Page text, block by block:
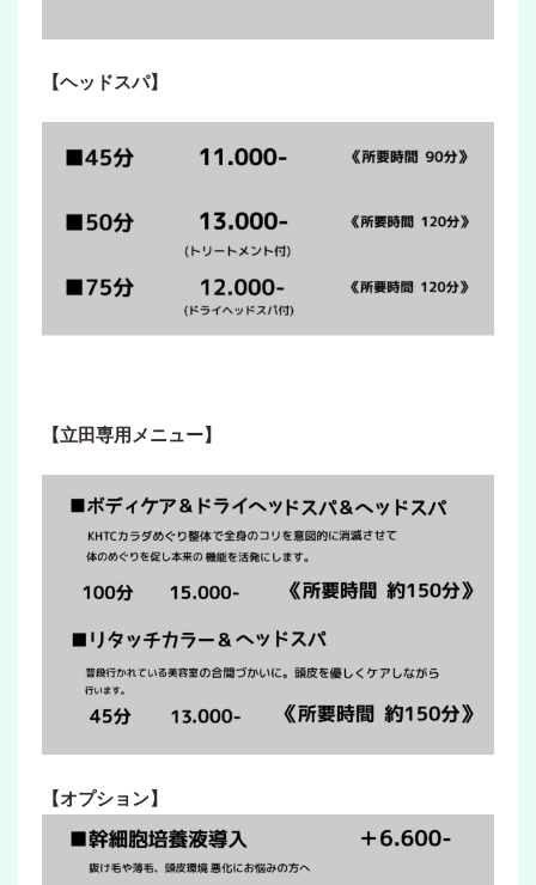
【ヘッドスパ】
【立田専用メニュー】
【オプション】